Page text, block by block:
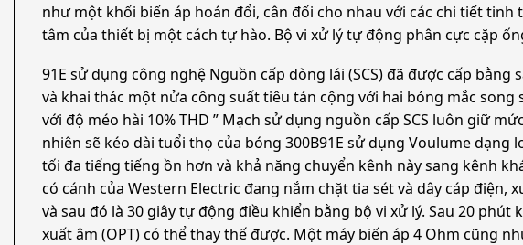
như một khối biến áp hoán đổi, cân đối cho nhau với các chi tiết
tâm của thiết bị một cách tự hào. Bộ vi xử lý tự động phân cực cặp
91E sử dụng công nghệ Nguồn cấp dòng lái (SCS) đã được cấp
và khai thác một nửa công suất tiêu tán cộng với hai bóng mắc
với độ méo hài 10% THD ” Mạch sử dụng nguồn cấp SCS luôn giữ
nhiên sẽ kéo dài tuổi thọ của bóng 300B91E sử dụng Voulume
tối đa tiếng tiếng ồn hơn và khả năng chuyển kênh này sang kênh
có cánh của Western Electric đang nắm chặt tia sét và dây cáp
và sau đó là 30 giây tự động điều khiển bằng bộ vi xử lý. Sau 20
xuất âm (OPT) có thể thay thế được. Một máy biến áp 4 Ohm cũng